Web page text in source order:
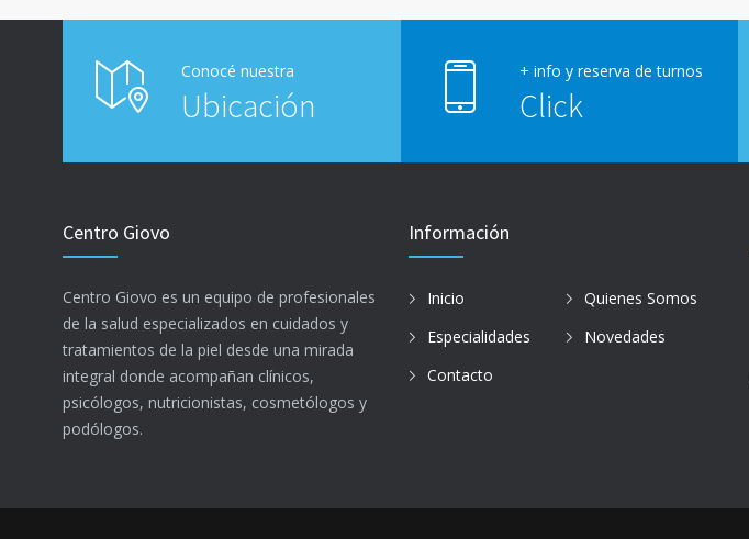
Conocé nuestra
Ubicación
+ info y reserva de turnos
Click
Centro Giovo
Centro Giovo es un equipo de profesionales
de la salud especializados en cuidados y
tratamientos de la piel desde una mirada
integral donde acompañan clínicos,
psicólogos, nutricionistas, cosmetólogos y
podólogos.
Información
Inicio
Quienes Somos
Especialidades
Novedades
Contacto